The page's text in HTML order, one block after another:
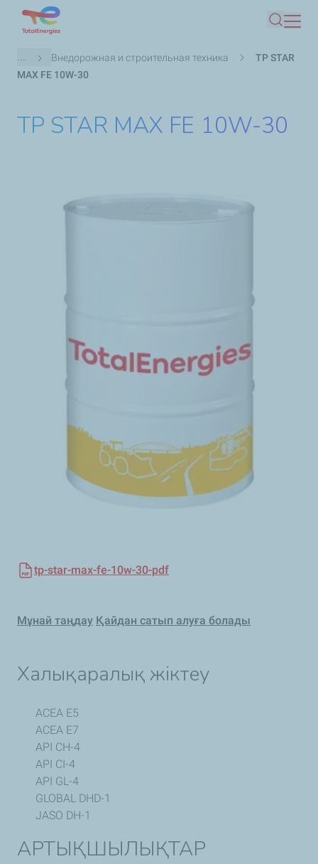
main
Іздеу
Breadcrumb
... Внедорожная и строительная техника
TP STAR
MAX FE 10W-30
TP STAR MAX FE 10W-30
tp-star-max-fe-10w-30-pdf
Мұнай таңдау Қайдан сатып алуға болады
Халықаралық жіктеу
ACEA E5
ACEA E7
API CH-4
API CI-4
API GL-4
GLOBAL DHD-1
JASO DH-1
АРТЫҚШЫЛЫҚТАР